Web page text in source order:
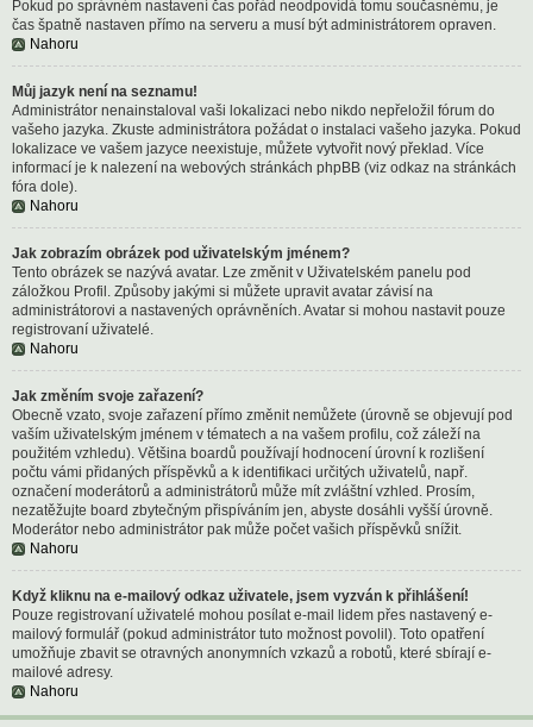
Pokud po správném nastavení čas pořád neodpovídá tomu současnému, je
čas špatně nastaven přímo na serveru a musí být administrátorem opraven.
Nahoru
Můj jazyk není na seznamu!
Administrátor nenainstaloval vaši lokalizaci nebo nikdo nepřeložil fórum do
vašeho jazyka. Zkuste administrátora požádat o instalaci vašeho jazyka. Pokud
lokalizace ve vašem jazyce neexistuje, můžete vytvořit nový překlad. Více
informací je k nalezení na webových stránkách phpBB (viz odkaz na stránkách
fóra dole).
Nahoru
Jak zobrazím obrázek pod uživatelským jménem?
Tento obrázek se nazývá avatar. Lze změnit v Uživatelském panelu pod
záložkou Profil. Způsoby jakými si můžete upravit avatar závisí na
administrátorovi a nastavených oprávněních. Avatar si mohou nastavit pouze
registrovaní uživatelé.
Nahoru
Jak změním svoje zařazení?
Obecně vzato, svoje zařazení přímo změnit nemůžete (úrovně se objevují pod
vaším uživatelským jménem v tématech a na vašem profilu, což záleží na
použitém vzhledu). Většina boardů používají hodnocení úrovní k rozlišení
počtu vámi přidaných příspěvků a k identifikaci určitých uživatelů, např.
označení moderátorů a administrátorů může mít zvláštní vzhled. Prosím,
nezatěžujte board zbytečným přispíváním jen, abyste dosáhli vyšší úrovně.
Moderátor nebo administrátor pak může počet vašich příspěvků snížit.
Nahoru
Když kliknu na e-mailový odkaz uživatele, jsem vyzván k přihlášení!
Pouze registrovaní uživatelé mohou posílat e-mail lidem přes nastavený e-
mailový formulář (pokud administrátor tuto možnost povolil). Toto opatření
umožňuje zbavit se otravných anonymních vzkazů a robotů, které sbírají e-
mailové adresy.
Nahoru